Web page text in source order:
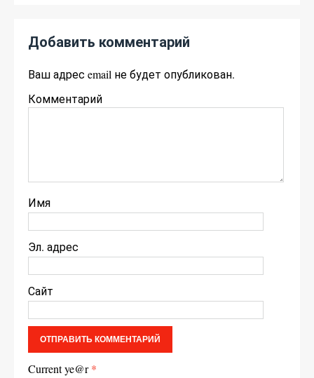
Добавить комментарий
Ваш адрес email не будет опубликован.
Комментарий
Имя
Эл. адрес
Сайт
Current ye@r*